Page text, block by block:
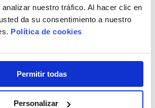
nuestro tráfico. Al hacer clic en
da su consentimiento a nuestro
Política de cookies
Permitir todas
Personalizar
y disponga, sin ningún coste para